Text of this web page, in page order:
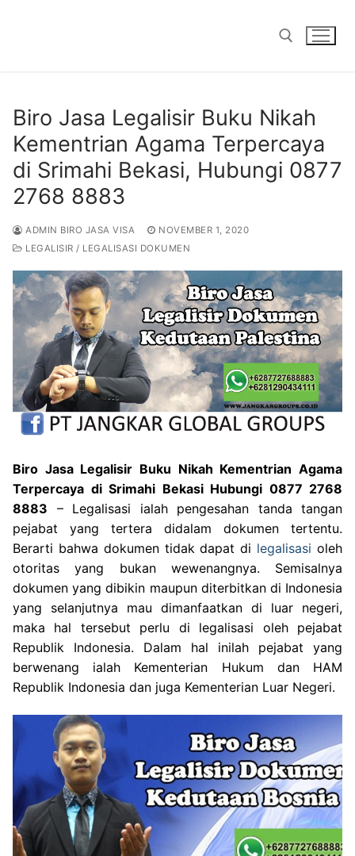
Biro Jasa Legalisir Buku Nikah
Kementrian Agama Terpercaya
di Srimahi Bekasi, Hubungi 0877
2768 8883
ADMIN BIRO JASA VISA
NOVEMBER 1, 2020
LEGALISIR / LEGALISASI DOKUMEN
Biro Jasa Legalisir Buku Nikah Kementrian Agama
Terpercaya di Srimahi Bekasi Hubungi 0877 2768
8883 – Legalisasi ialah pengesahan tanda tangan
pejabat yang tertera didalam dokumen tertentu.
Berarti bahwa dokumen tidak dapat di legalisasi oleh
otoritas yang bukan wewenangnya. Semisalnya
dokumen yang dibikin maupun diterbitkan di Indonesia
yang selanjutnya mau dimanfaatkan di luar negeri,
maka hal tersebut perlu di legalisasi oleh pejabat
Republik Indonesia. Dalam hal inilah pejabat yang
berwenang ialah Kementerian Hukum dan HAM
Republik Indonesia dan juga Kementerian Luar Negeri.